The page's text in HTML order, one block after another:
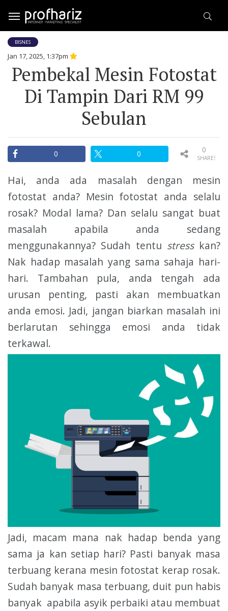
BISNES
Jan 17, 2025, 1:37pm
Pembekal Mesin Fotostat
Di Tampin Dari RM 99
Sebulan
0 0 SHARES
0
Hai, anda ada masalah dengan mesin
fotostat anda? Mesin fotostat anda selalu
rosak? Modal lama? Dan selalu sangat buat
masalah apabila anda sedang
menggunakannya? Sudah tentu stresskan?
Nak hadap masalah yang sama sahaja hari-
hari. Tambahan pula, anda tengah ada
urusan penting, pasti akan membuatkan
anda emosi. Jadi, jangan biarkan masalah ini
berlarutan sehingga emosi anda tidak
terkawal.
Jadi, macam mana nak hadap benda yang
sama ja kan setiap hari? Pasti banyak masa
terbuang kerana mesin fotostat kerap rosak.
Sudah banyak masa terbuang, duit pun habis
banyak apabila asyik perbaiki atau membuat